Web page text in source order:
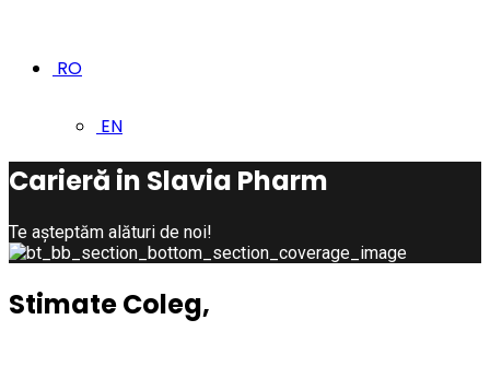
RO
EN
Carieră in Slavia Pharm
Te așteptăm alături de noi!
Stimate Coleg,